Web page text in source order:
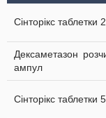
Сінторікс таблетки
Дексаметазон
ампул
Сінторікс таблетки